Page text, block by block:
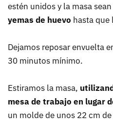
estén unidos y la masa
yemas de huevo hasta que
Dejamos reposar envuelta
30 minutos mínimo.
Estiramos la masa,
mesa de trabajo en lugar
un molde de unos 22 cm